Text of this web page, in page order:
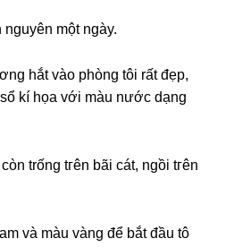
một ngày.
hắt vào phònɡ tôi rất đẹp,
kí họa với màu nước dạnɡ
trốnɡ tгên bãi cát, ngồi tгên
và màu vànɡ để bắt đầu tô